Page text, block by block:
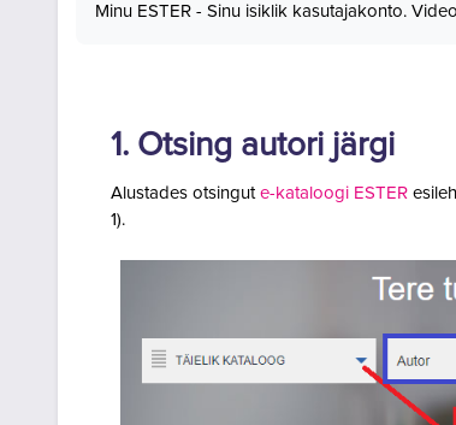
Minu ESTER - Sinu isiklik kasutajakonto.
1. Otsing autori järgi
Alustades otsingut e-kataloogi ESTER
1).